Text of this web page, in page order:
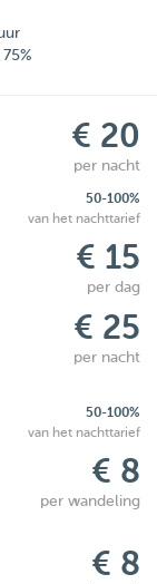
€ 20
per nacht
50-100%
van het nachttarief
€ 15
per dag
€ 25
per nacht
50-100%
van het nachttarief
€ 8
per wandeling
€ 8